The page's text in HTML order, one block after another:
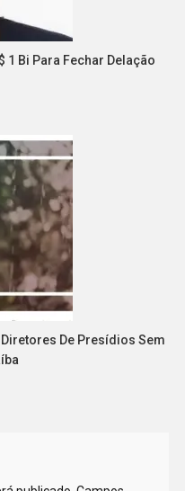
1 Bi Para Fechar Delação
De Presídios Sem